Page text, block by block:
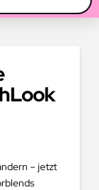
– jetzt